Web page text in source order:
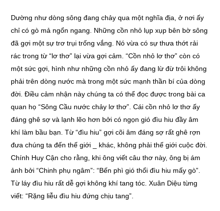
Dường như dòng sông đang chảy qua một nghĩa địa, ở nơi ấy
chỉ có gò mả ngổn ngang. Những cồn nhỏ lụp xụp bên bờ sông
đã gợi một sự trơ trụi trống vắng. Nó vừa có sự thưa thớt rải
rác trong từ “lơ thơ” lại vừa gợi cảm. “Cồn nhỏ lơ thơ” còn có
một sức gợi, hình như những cồn nhỏ ấy đang lừ đừ trôi không
phải trên dòng nước mà trong một sức mạnh thần bí của dòng
đời. Điều cảm nhận này chúng ta có thể đọc được trong bài ca
quan họ “Sông Cầu nước chảy lơ thơ”. Cái cồn nhỏ lơ thơ ấy
đáng ghê sợ và lạnh lẽo hơn bởi có ngọn gió đìu hiu đầy âm
khí làm bầu bạn. Từ “đìu hiu” gợi cõi âm đáng sợ rất ghê rợn
đưa chúng ta đến thế giới _ khác, không phải thế giới cuộc đời.
Chính Huy Cận cho rằng, khi ông viết câu thơ này, ông bị ám
ảnh bởi “Chinh phụ ngâm”: “Bến phì gió thổi đìu hiu mấy gò”.
Từ láy đìu hiu rất dễ gợi không khí tang tóc. Xuân Diệu từng
viết: “Rặng liễu đìu hiu đứng chịu tang”.